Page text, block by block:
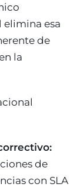
esa
de
la
de
con SLA